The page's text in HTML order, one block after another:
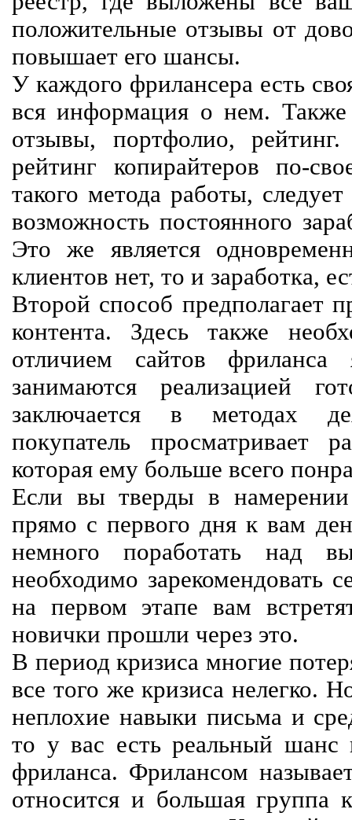
положительные отзывы от
повышает его шансы.
У каждого фрилансера есть
вся информация о нем. Также
отзывы, портфолио,
рейтинг копирайтеров по-
такого метода работы,
возможность постоянного
Это же является
клиентов нет, то и заработка,
Второй способ предполагает
контента. Здесь также
отличием сайтов
занимаются реализацией
заключается в методах
покупатель просматривает
которая ему больше всего
Если вы тверды в
прямо с первого дня к вам
немного поработать над
необходимо зарекомендовать
на первом этапе вам
новички прошли через это.
В период кризиса многие
все того же кризиса нелегко.
неплохие навыки письма и
то у вас есть реальный шанс
фриланса. Фрилансом
относится и большая группа